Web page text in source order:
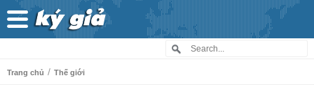
Trang chủ / Thế giới